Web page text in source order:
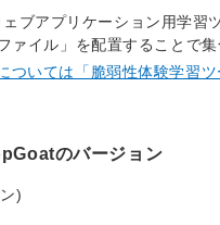
ブアプリケーション用学習
ァイル」を配置することで
ついては「脆弱性体験学習
のバージョン
)